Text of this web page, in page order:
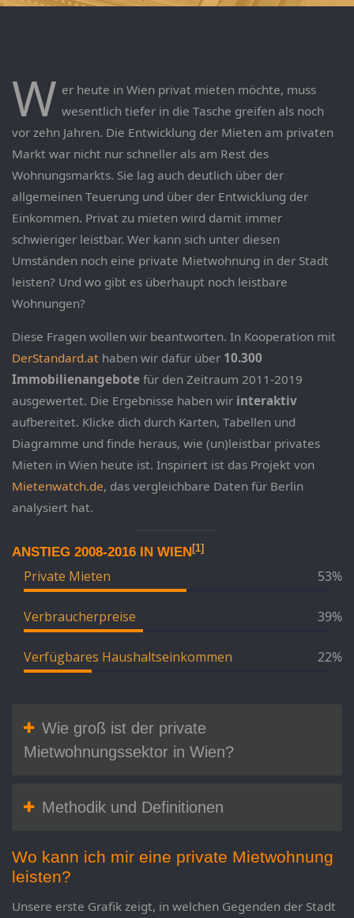
W er heute in Wien privat mieten möchte, muss
wesentlich tiefer in die Tasche greifen als noch
vor zehn Jahren. Die Entwicklung der Mieten am privaten
Markt war nicht nur schneller als am Rest des
Wohnungsmarkts. Sie lag auch deutlich über der
allgemeinen Teuerung und über der Entwicklung der
Einkommen. Privat zu mieten wird damit immer
schwieriger leistbar. Wer kann sich unter diesen
Umständen noch eine private Mietwohnung in der Stadt
leisten? Und wo gibt es überhaupt noch leistbare
Wohnungen?
Diese Fragen wollen wir beantworten. In Kooperation mit
DerStandard.at haben wir dafür über 10.300
Immobilienangebote für den Zeitraum 2011-2019
ausgewertet. Die Ergebnisse haben wir interaktiv
aufbereitet. Klicke dich durch Karten, Tabellen und
Diagramme und finde heraus, wie (un)leistbar privates
Mieten in Wien heute ist. Inspiriert ist das Projekt von
Mietenwatch.de, das vergleichbare Daten für Berlin
analysiert hat.
ANSTIEG 2008-2016 IN WIEN[1]
Private Mieten 53%
Verbraucherpreise 39%
Verfügbares Haushaltseinkommen 22%
Wie groß ist der private
Mietwohnungssektor in Wien?
Methodik und Definitionen
Wo kann ich mir eine private Mietwohnung
leisten?
Unsere erste Grafik zeigt, in welchen Gegenden der Stadt